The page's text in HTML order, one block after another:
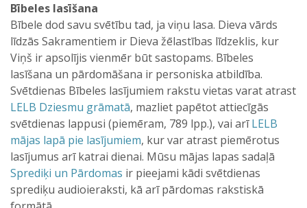
Bībeles lasīšana
Bībele dod savu svētību tad, ja viņu lasa. Dieva vārds
līdzās Sakramentiem ir Dieva žēlastības līdzeklis, kur
Viņš ir apsolījis vienmēr būt sastopams. Bībeles
lasīšana un pārdomāšana ir personiska atbildība.
Svētdienas Bībeles lasījumiem rakstu vietas varat atrast
LELB Dziesmu grāmatā, mazliet papētot attiecīgās
svētdienas lappusi (piemēram, 789 lpp.), vai arīLELB
mājas lapā pie lasījumiem, kur var atrast piemērotus
lasījumus arī katrai dienai. Mūsu mājas lapas sadaļā
Sprediķi un Pārdomas ir pieejami kādi svētdienas
sprediķu audioieraksti, kā arī pārdomas rakstiskā